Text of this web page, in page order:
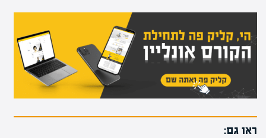
ראו גם: